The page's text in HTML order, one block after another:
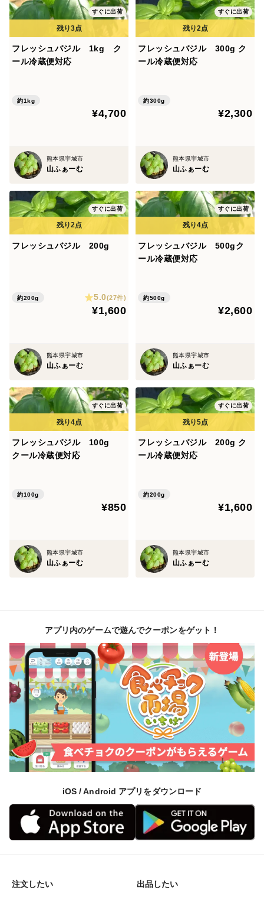
すぐに出荷
フレッシュバジル 1kg ク
ール冷蔵便対応
約1kg
¥4,700
熊本県宇城市
山ふぁーむ
すぐに出荷
フレッシュバジル 300g ク
ール冷蔵便対応
約300g
¥2,300
熊本県宇城市
山ふぁーむ
すぐに出荷
フレッシュバジル 200g
約200g 5.0(27件)
¥1,600
熊本県宇城市
山ふぁーむ
すぐに出荷
フレッシュバジル 500gク
ール冷蔵便対応
約500g
¥2,600
熊本県宇城市
山ふぁーむ
すぐに出荷
フレッシュバジル 100g
クール冷蔵便対応
約100g
¥850
熊本県宇城市
山ふぁーむ
すぐに出荷
フレッシュバジル 200g ク
ール冷蔵便対応
約200g
¥1,600
熊本県宇城市
山ふぁーむ
アプリ内のゲームで遊んでクーポンをゲット！
iOS / Android アプリをダウンロード
注文したい 出品したい